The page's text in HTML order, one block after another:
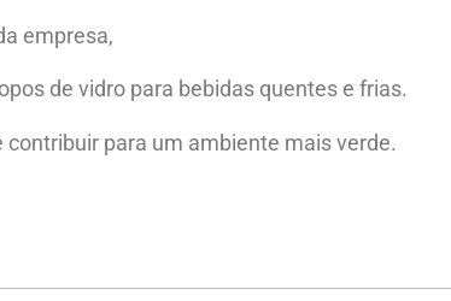
empresa,
de vidro para bebidas quentes e frias.
para um ambiente mais verde.